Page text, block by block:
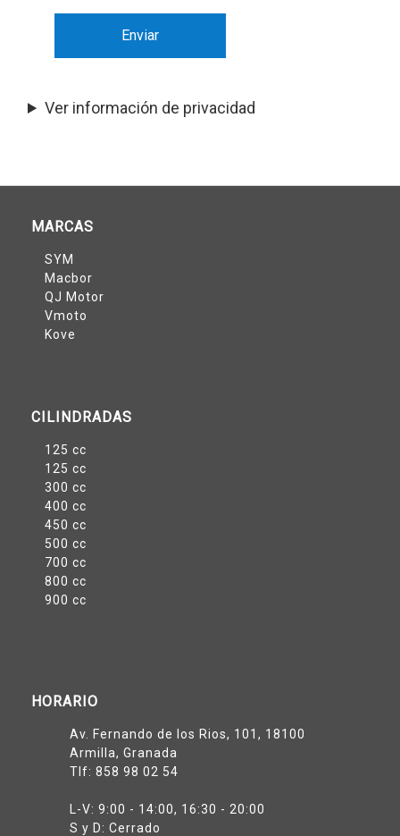
Ver información de privacidad
MARCAS
SYM
Macbor
QJ Motor
Vmoto
Kove
CILINDRADAS
125 cc
125 cc
300 cc
400 cc
450 cc
500 cc
700 cc
800 cc
900 cc
HORARIO
Av. Fernando de los Rios, 101, 18100
Armilla, Granada
Tlf: 858 98 02 54
L-V: 9:00 - 14:00, 16:30 - 20:00
S y D: Cerrado